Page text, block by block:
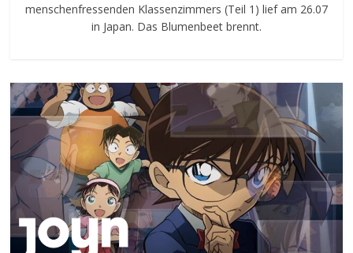
menschenfressenden Klassenzimmers (Teil 1) lief am 26.07
in Japan. Das Blumenbeet brennt.